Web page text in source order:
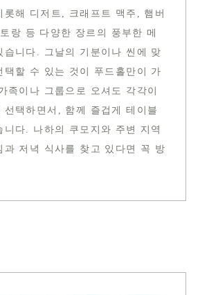
롯해 디저트, 크래프트 맥주, 햄버
랑 등 다양한 장르의 풍부한 메
습니다. 그날의 기분이나 씬에 맞
택할 수 있는 것이 푸드홀만이 가
족이나 그룹으로 오셔도 각각이
선택하면서, 함께 즐겁게 테이블
니다. 나하의 쿠모지와 주변 지역
과 저녁 식사를 찾고 있다면 꼭 방